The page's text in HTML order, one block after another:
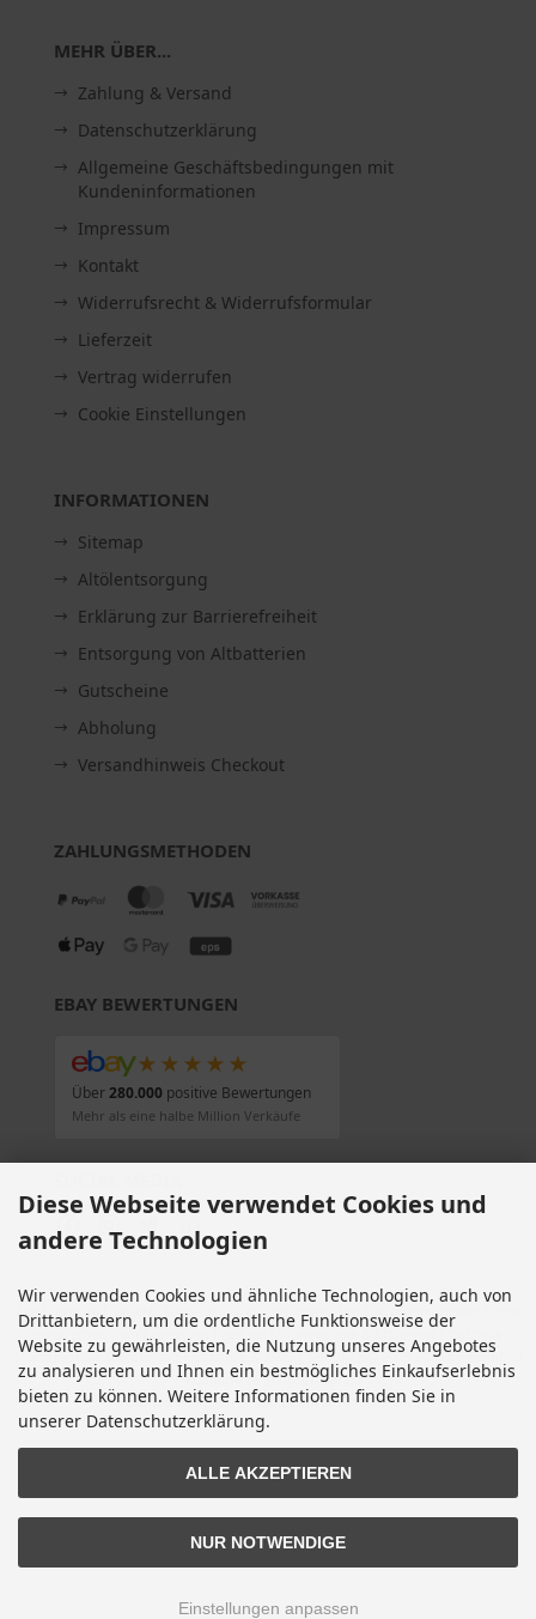
MEHR ÜBER...
Zahlung & Versand
Datenschutzerklärung
Allgemeine Geschäftsbedingungen mit
Kundeninformationen
Impressum
Kontakt
Widerrufsrecht & Widerrufsformular
Lieferzeit
Vertrag widerrufen
Cookie Einstellungen
INFORMATIONEN
Sitemap
Altölentsorgung
Erklärung zur Barrierefreiheit
Entsorgung von Altbatterien
Gutscheine
Abholung
Versandhinweis Checkout
ZAHLUNGSMETHODEN
EBAY BEWERTUNGEN
★★★★★
Über280.000positive Bewertungen
Mehr als eine halbe Million Verkäufe
Alle Preise inkl. gesetzl. MwSt. zzgl. Versandkosten . Die durchgestrichenen Preise
entsprechen dem bisherigen Preis bei Motorradteile & Motorrad Ersatzteile.
Motorradteile & Motorrad Ersatzteile © 2026 | Template © 2009-2026 by modified
eCommerce Shopsoftware
modified eCommerce Shopsoftware © 2009-2026
Diese Webseite verwendet Cookies und
andere Technologien
Wir verwenden Cookies und ähnliche Technologien, auch von
Drittanbietern, um die ordentliche Funktionsweise der
Website zu gewährleisten, die Nutzung unseres Angebotes
zu analysieren und Ihnen ein bestmögliches Einkaufserlebnis
bieten zu können. Weitere Informationen finden Sie in
unserer Datenschutzerklärung.
ALLE AKZEPTIEREN
NUR NOTWENDIGE
Einstellungen anpassen